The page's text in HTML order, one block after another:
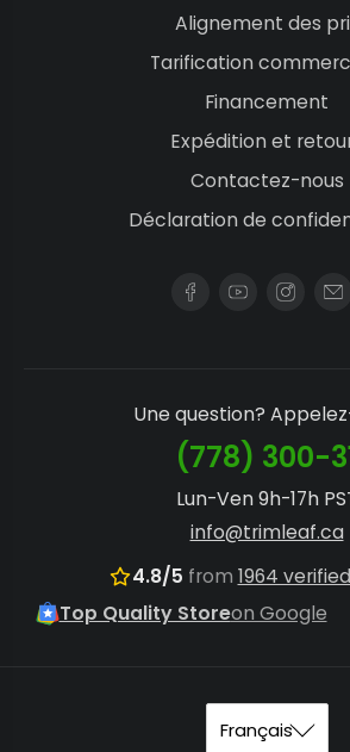
Alignement des
Tarification
Financement
Expédition et
Contactez-nous
Déclaration de
Une question?
(778) 300-
Lun-Ven 9h-17h
info@trimleaf.ca
4.8/5 from 1964
Top Quality Storeon Google